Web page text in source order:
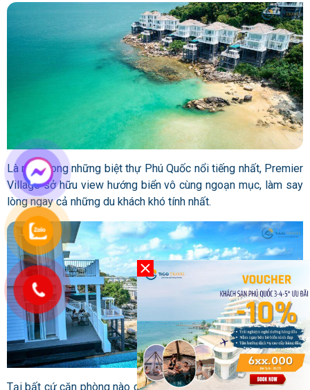
Là một trong những biệt thự Phú Quốc nổi tiếng nhất, Premier
Village sở hữu view hướng biển vô cùng ngoạn mục, làm say
lòng ngay cả những du khách khó tính nhất.
Tại bất cứ căn phòng nào của Premier Village, du khách cũng